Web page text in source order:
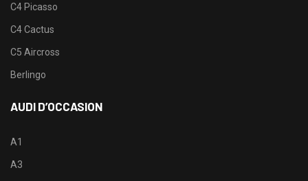
C4 Picasso
C4 Cactus
C5 Aircross
Berlingo
AUDI D’OCCASION
A1
A3